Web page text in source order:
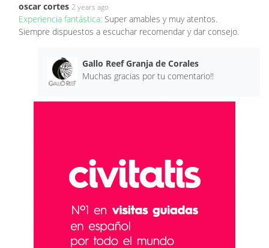
oscar cortes 2 years ago
Experiencia fantástica: Super amables y muy atentos.
Siempre dispuestos a escuchar recomendar y dar consejo.
Gallo Reef Granja de Corales
Muchas gracias por tu comentario!!